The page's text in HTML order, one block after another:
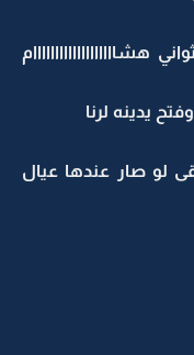
يدينه لرنا
لو صار عندها عيال